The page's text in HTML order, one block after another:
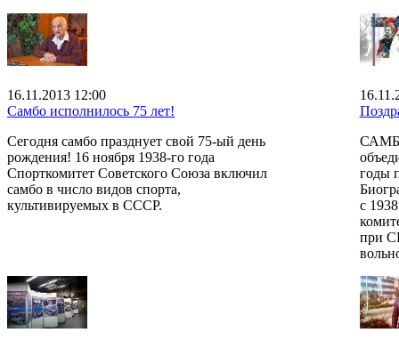
16.11.2013 12:00
Самбо исполнилось 75 лет!
Сегодня самбо празднует свой 75-ый день
рождения! 16 ноября 1938-го года
Спорткомитет Советского Союза включил
самбо в число видов спорта,
культивируемых в СССР.
годы
с
при